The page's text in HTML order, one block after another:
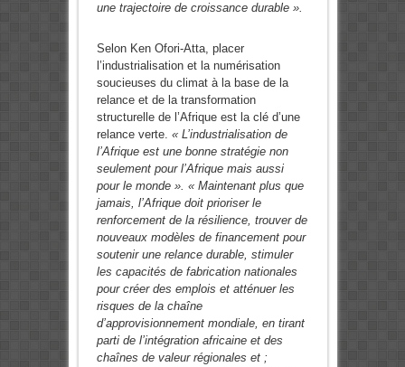
une trajectoire de croissance durable ».
Selon Ken Ofori-Atta, placer
l’industrialisation et la numérisation
soucieuses du climat à la base de la
relance et de la transformation
structurelle de l’Afrique est la clé d’une
relance verte. « L’industrialisation de
l’Afrique est une bonne stratégie non
seulement pour l’Afrique mais aussi
pour le monde ». « Maintenant plus que
jamais, l’Afrique doit prioriser le
renforcement de la résilience, trouver de
nouveaux modèles de financement pour
soutenir une relance durable, stimuler
les capacités de fabrication nationales
pour créer des emplois et atténuer les
risques de la chaîne
d’approvisionnement mondiale, en tirant
parti de l’intégration africaine et des
chaînes de valeur régionales et ;